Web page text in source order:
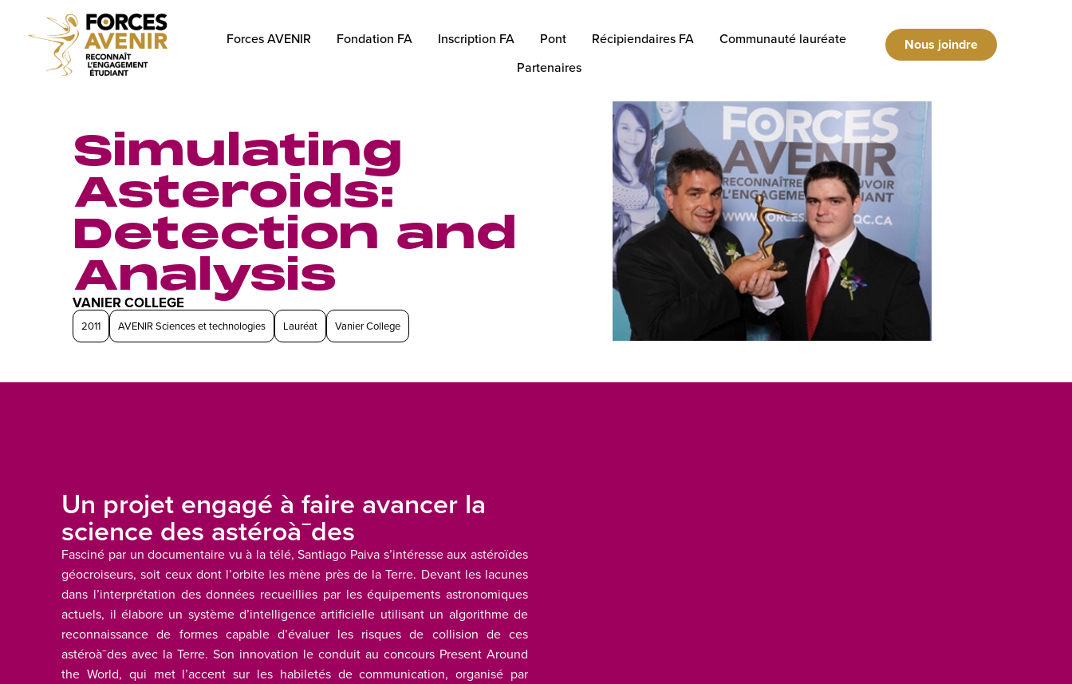
Forces AVENIR Fondation FA Inscription FA Pont Récipiendaires FA
Communauté lauréate
Partenaires
Nous joindre
Simulating
Asteroids:
Detection and
Analysis
VANIER COLLEGE
2011 AVENIR Sciences et technologies Lauréat Vanier College
Un projet engagé à faire avancer la
science des astéroà¯des
Fasciné par un documentaire vu à la télé, Santiago Paiva s’intéresse aux astéroïdes
géocroiseurs, soit ceux dont l’orbite les mène près de la Terre. Devant les lacunes
dans l’interprétation des données recueillies par les équipements astronomiques
actuels, il élabore un système d’intelligence artificielle utilisant un algorithme de
reconnaissance de formes capable d’évaluer les risques de collision de ces
astéroà¯des avec la Terre. Son innovation le conduit au concours Present Around
the World, qui met l’accent sur les habiletés de communication, organisé par